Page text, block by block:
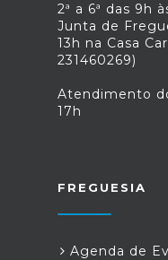
2ª a 6ª das 9h
Junta de
13h na Casa
231460269)
Atendimento
17h
FREGUESIA
Agenda de